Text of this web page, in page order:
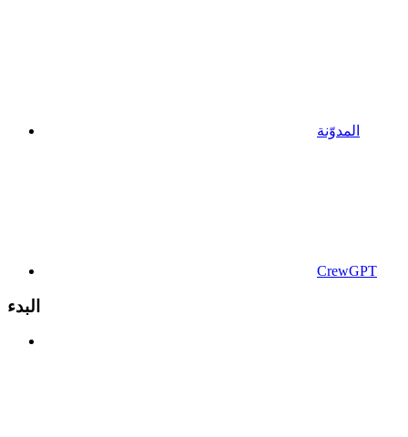
المدوّنة
CrewGPT
البدء